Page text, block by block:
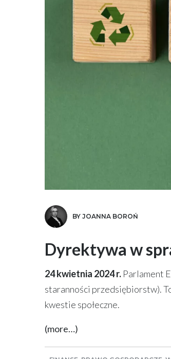
BY JOANNA BOROŃ
Dyrektywa w
24 kwietnia 2024 r. Parlament
staranności przedsiębiorstw).
kwestie społeczne.
(more…)